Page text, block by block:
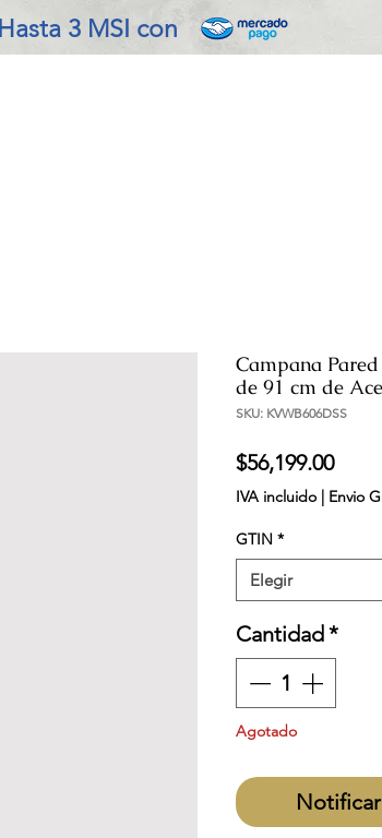
Hasta 3 MSI con
Campana
de 91 cm de
SKU: KVWB606DSS
$56,199.00Precio
IVA incluido | Envio
GTIN *
Elegir
Cantidad*
Agotado